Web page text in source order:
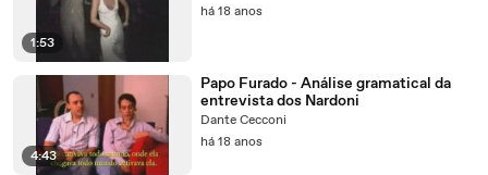
1:53
há 18 anos
4:43
Papo Furado - Análise gramatical da
entrevista dos Nardoni
Dante Cecconi
há 18 anos